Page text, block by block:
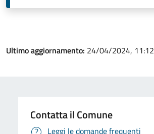
Ultimo aggiornamento: 24/04/2024, 11:12
Contatta il Comune
Leggi le domande frequenti